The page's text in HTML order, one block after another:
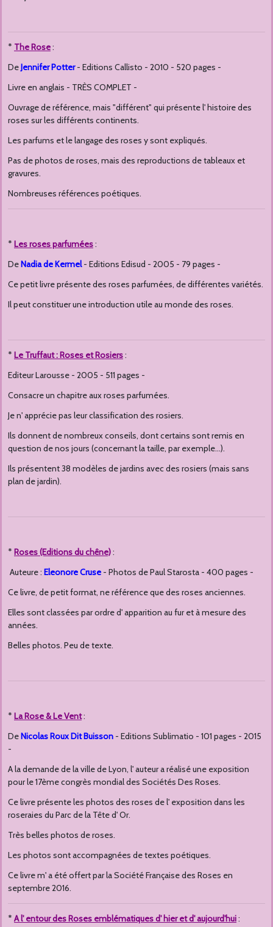
* The Rose:
DeJennifer Potter- Editions Callisto - 2010 - 520 pages -
Livre en anglais - TRÈS COMPLET -
Ouvrage de référence, mais "différent" qui présente l' histoire des
roses sur les différents continents.
Les parfums et le langage des roses y sont expliqués.
Pas de photos de roses, mais des reproductions de tableaux et
gravures.
Nombreuses références poétiques.
* Les roses parfumées:
DeNadia de Kermel- Editions Edisud - 2005 - 79 pages -
Ce petit livre présente des roses parfumées, de différentes variétés.
Il peut constituer une introduction utile au monde des roses.
* Le Truffaut : Roses et Rosiers:
Editeur Larousse - 2005 - 511 pages -
Consacre un chapitre aux roses parfumées.
Je n' apprécie pas leur classification des rosiers.
Ils donnent de nombreux conseils, dont certains sont remis en
question de nos jours (concernant la taille, par exemple...).
Ils présentent 38 modèles de jardins avec des rosiers (mais sans
plan de jardin).
* Roses (Editions du chêne):
Auteure : Eleonore Cruse - Photos de Paul Starosta - 400 pages -
Ce livre, de petit format, ne référence que des roses anciennes.
Elles sont classées par ordre d' apparition au fur et à mesure des
années.
Belles photos. Peu de texte.
* La Rose & Le Vent:
DeNicolas Roux Dit Buisson - Editions Sublimatio - 101 pages - 2015
-
A la demande de la ville de Lyon, l' auteur a réalisé une exposition
pour le 17ème congrès mondial des Sociétés Des Roses.
Ce livre présente les photos des roses de l' exposition dans les
roseraies du Parc de la Tête d' Or.
Très belles photos de roses.
Les photos sont accompagnées de textes poétiques.
Ce livre m' a été offert par la Société Française des Roses en
septembre 2016.
* A l' entour des Roses emblématiques d' hier et d' aujourd'hui: